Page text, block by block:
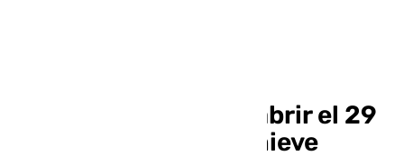
Sierra Nevada prevé abrir el 29
de noviembre si hay nieve